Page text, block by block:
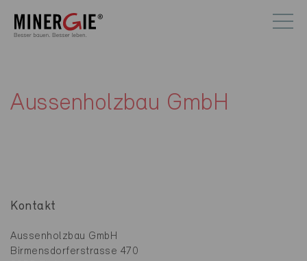
Aussenholzbau GmbH
Kontakt
Aussenholzbau GmbH
Birmensdorferstrasse 470